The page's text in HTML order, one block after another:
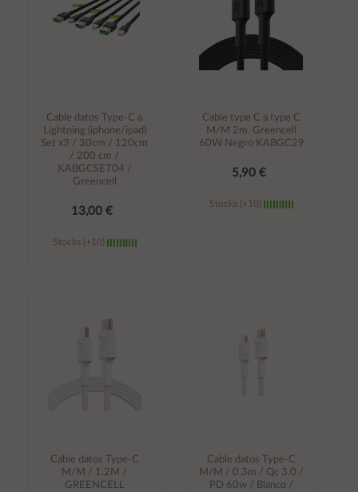
Cable datos Type-C a
Lightning (iphone/ipad)
Set x3 / 30cm / 120cm
/ 200 cm /
KABGCSET04 /
Greencell
13,00 €
Stocks (+10)
carrito
Cable type C a type C
M/M 2m. Greencell
60W Negro KABGC29
5,90 €
Stocks (+10)
Cable datos Type-C
M/M / 1.2M /
GREENCELL
Cable datos Type-C
M/M / 0.3m / Qc 3.0 /
PD 60w / Blanco /